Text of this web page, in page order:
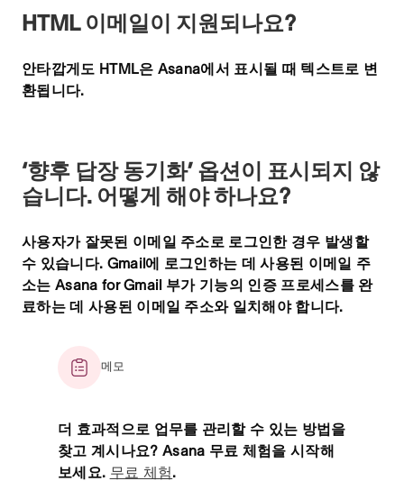
HTML 이메일이 지원되나요?
안타깝게도 HTML은 Asana에서 표시될 때 텍스트로 변
환됩니다.
‘향후 답장 동기화’ 옵션이 표시되지 않
습니다. 어떻게 해야 하나요?
사용자가 잘못된 이메일 주소로 로그인한 경우 발생할
수 있습니다. Gmail에 로그인하는 데 사용된 이메일 주
소는 Asana for Gmail 부가 기능의 인증 프로세스를 완
료하는 데 사용된 이메일 주소와 일치해야 합니다.
메모
더 효과적으로 업무를 관리할 수 있는 방법을
찾고 계시나요? Asana 무료 체험을 시작해
보세요. 무료 체험.